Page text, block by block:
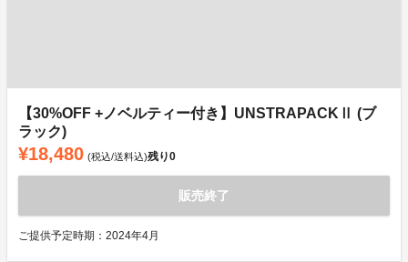
【30%OFF +ノベルティー付き】UNSTRAPACKⅡ (ブ
ラック)
¥18,480 (税込/送料込)残り0
販売終了
ご提供予定時期：2024年4月